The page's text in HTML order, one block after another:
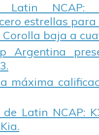
Latin NCAP:
estrellas para
baja a
Argentina
máxima
de Latin NCAP: